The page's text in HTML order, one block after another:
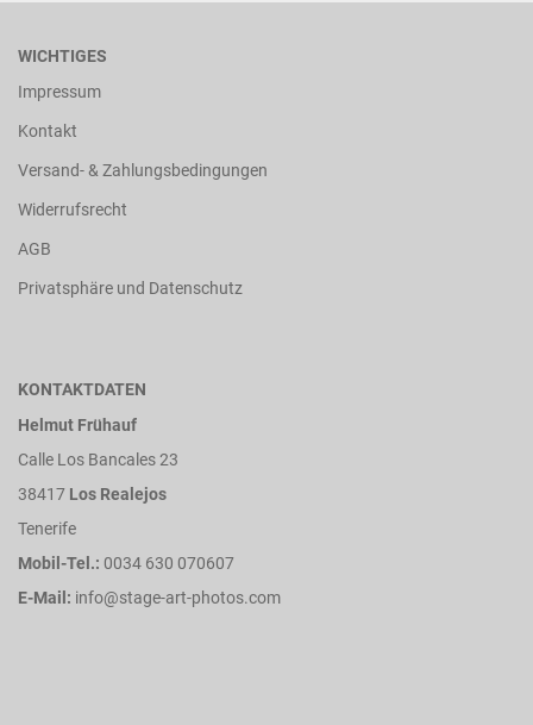
WICHTIGES
Impressum
Kontakt
Versand- & Zahlungsbedingungen
Widerrufsrecht
AGB
Privatsphäre und Datenschutz
KONTAKTDATEN
Helmut Frühauf
Calle Los Bancales 23
38417 Los Realejos
Tenerife
Mobil-Tel.: 0034 630 070607
E-Mail: info@stage-art-photos.com